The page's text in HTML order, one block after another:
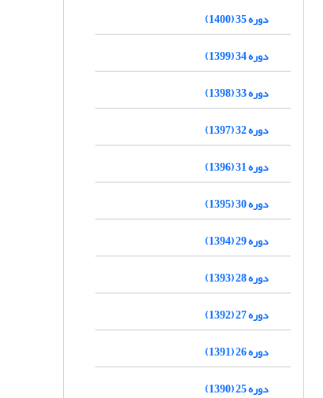
دوره 35 (1400)
دوره 34 (1399)
دوره 33 (1398)
دوره 32 (1397)
دوره 31 (1396)
دوره 30 (1395)
دوره 29 (1394)
دوره 28 (1393)
دوره 27 (1392)
دوره 26 (1391)
دوره 25 (1390)